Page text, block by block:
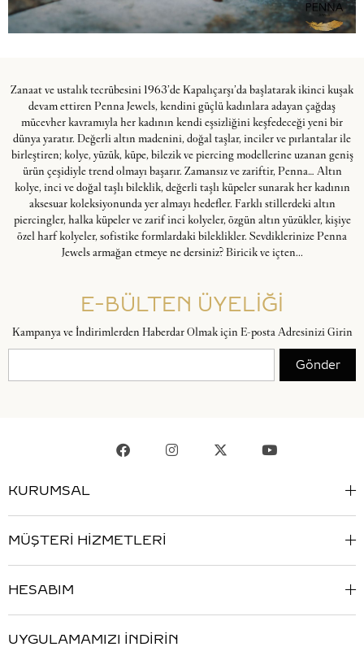
Zanaat ve ustalık tecrübesini 1963’de Kapalıçarşı’da başlatarak ikinci kuşak
devam ettiren Penna Jewels, kendini güçlü kadınlara adayan çağdaş
mücevher kavramıyla her kadının kendi eşsizliğini keşfedeceği yeni bir
dünya yaratır. Değerli altın madenini, doğal taşlar, inciler ve pırlantalar ile
birleştiren; kolye, yüzük, küpe, bilezik ve piercing modellerine uzanan geniş
ürün çeşidiyle trend olmayı başarır. Zamansız ve zariftir, Penna… Altın
kolye, inci ve doğal taşlı bileklik, değerli taşlı küpeler sunarak her kadının
aksesuar koleksiyonunda yer almayı hedefler. Farklı stillerdeki altın
piercingler, halka küpeler ve zarif inci kolyeler, özgün altın yüzükler, kişiye
özel harf kolyeler, sofistike formlardaki bileklikler. Sevdiklerinize Penna
Jewels armağan etmeye ne dersiniz? Biricik ve içten...
E-BÜLTEN ÜYELİĞİ
Kampanya ve İndirimlerden Haberdar Olmak için E-posta Adresinizi Girin
Gönder
KURUMSAL
MÜŞTERİ HİZMETLERİ
HESABIM
UYGULAMAMIZI İNDİRİN